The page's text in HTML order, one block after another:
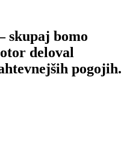
skupaj bomo
deloval
pogojih.